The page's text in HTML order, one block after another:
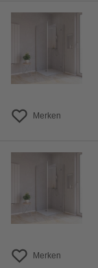
Merken
Merken